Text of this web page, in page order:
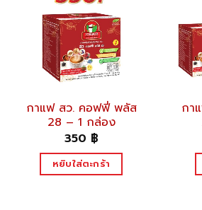
กาแฟ สว. คอฟฟี่ พลัส
28 – 1 กล่อง
350 ฿
หยิบใส่ตะกร้า
กา